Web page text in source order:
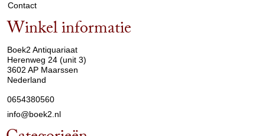
Contact
Winkel informatie
Boek2 Antiquariaat
Herenweg 24 (unit 3)
3602 AP Maarssen
Nederland
0654380560
info@boek2.nl